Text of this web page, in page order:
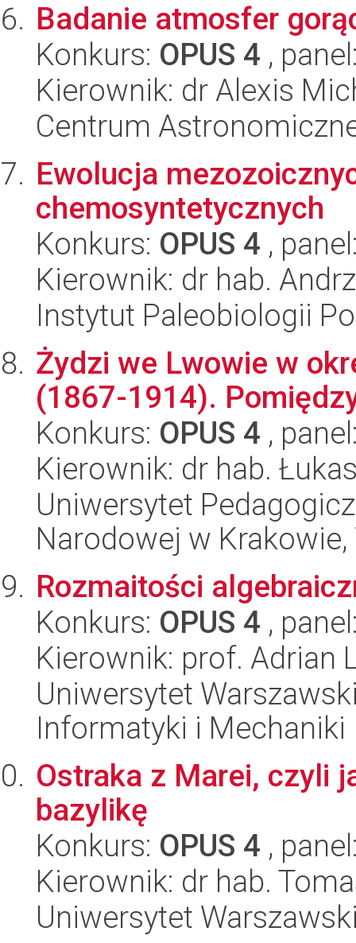
Badanie atmosfer
Konkurs: OPUS 4 ,
Kierownik: dr Alexis
Centrum
Ewolucja
chemosyntetycznych
Konkurs: OPUS 4 ,
Kierownik: dr hab.
Instytut Paleobiologii
Żydzi we Lwowie w
(1867-1914).
Konkurs: OPUS 4 ,
Kierownik: dr hab.
Uniwersytet
Narodowej w
Rozmaitości
Konkurs: OPUS 4 ,
Kierownik: prof. Adrian
Uniwersytet
Informatyki i Mechaniki
Ostraka z Marei, czyli
bazylikę
Konkurs: OPUS 4 ,
Kierownik: dr hab.
Uniwersytet